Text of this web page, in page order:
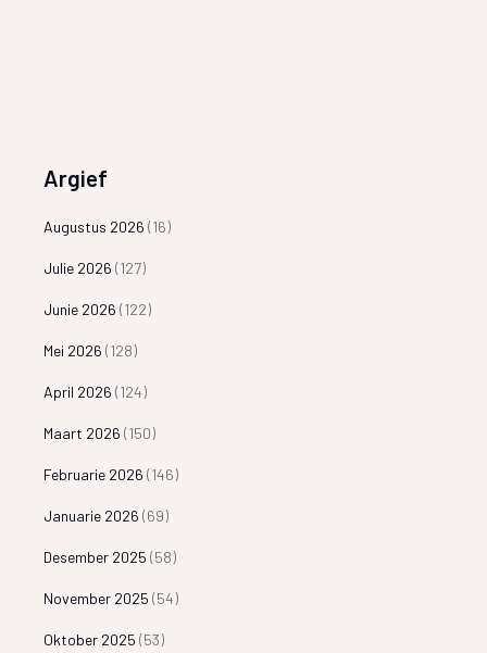
Argief
Augustus 2026 (16)
Julie 2026 (127)
Junie 2026 (122)
Mei 2026 (128)
April 2026 (124)
Maart 2026 (150)
Februarie 2026 (146)
Januarie 2026 (69)
Desember 2025 (58)
November 2025 (54)
Oktober 2025 (53)